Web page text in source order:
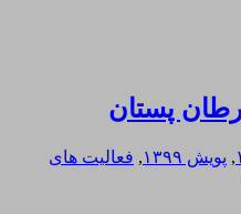
پستان
, پویش ۱۳۹۹ , فعالیت های